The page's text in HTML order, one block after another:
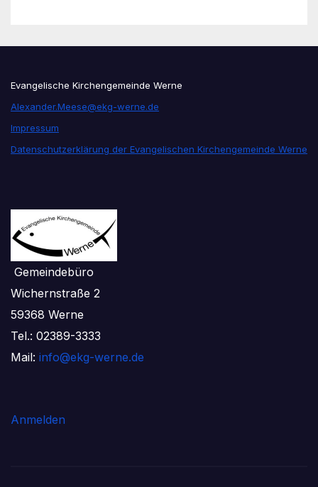
Evangelische Kirchengemeinde Werne
Alexander.Meese@ekg-werne.de
Impressum
Datenschutzerklärung der Evangelischen Kirchengemeinde Werne
Gemeindebüro
Wichernstraße 2
59368 Werne
Tel.: 02389-3333
Mail: info@ekg-werne.de
Anmelden